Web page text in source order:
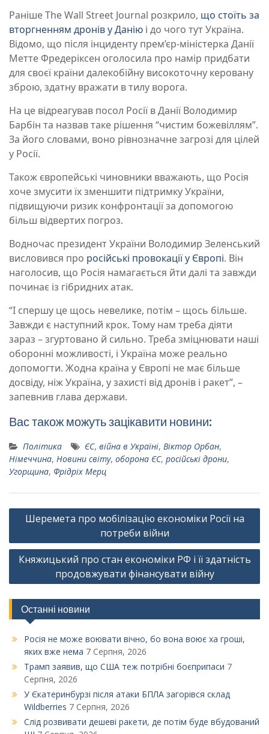
Раніше The Wall Street Journal розкрило, що стоїть за
вторгненням дронів у Данію і до чого тут Україна.
Відомо, що після інциденту прем’єр-міністерка Данії
Метте Фредеріксен оголосила про намір придбати
для своєї країни далекобійну високоточну керовану
зброю, здатну вражати в тилу ворога.
На це відреагував посол Росії в Данії Володимир
Барбін та назвав таке рішення “чистим божевіллям”.
За його словами, воно рівнозначне загрозі для цілей
у Росії.
Також європейські чиновники вважають, що Росія
хоче змусити їх зменшити підтримку України,
підвищуючи ризик конфронтації за допомогою
більш відвертих погроз.
Водночас президент України Володимир Зеленський
висловився про російські провокації у Європі. Він
наголосив, що Росія намагається йти далі та завжди
починає із гібридних атак.
“І спершу це щось невелике, потім – щось більше.
Завжди є наступний крок. Тому нам треба діяти
зараз – згуртовано й сильно. Треба зміцнювати наші
оборонні можливості, і Україна може реально
допомогти. Жодна країна у Європі не має більше
досвіду, ніж Україна, у захисті від дронів і ракет”, –
запевнив глава держави.
Вас також можуть зацікавити новини:
Політика ЄС, війна в Україні, Віктор Орбан,
Німеччина, Новини світу, оборона ЄС, російські дрони,
Угорщина, Фрідріх Мерц
Навігація
записів
Шеремета про мобілізацію економіки Росії на
потреби війни
Княжицький про стан економіки РФ і її здатність
продовжувати фінансувати війну
Останні новини
Росія не може воювати вічно, бо вона воює ха гроші,
яких вже нема 7 Серпня, 2026
Трамп заявив, що США теж потрібні боєприпаси 7
Серпня, 2026
У Єкатеринбурзі після атаки БПЛА загорівся склад
Wildberries 7 Серпня, 2026
Слід розвивати дешеві ракети, де потім буде вбудований